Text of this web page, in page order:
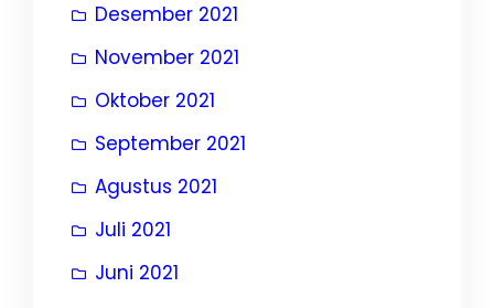
Desember 2021
November 2021
Oktober 2021
September 2021
Agustus 2021
Juli 2021
Juni 2021